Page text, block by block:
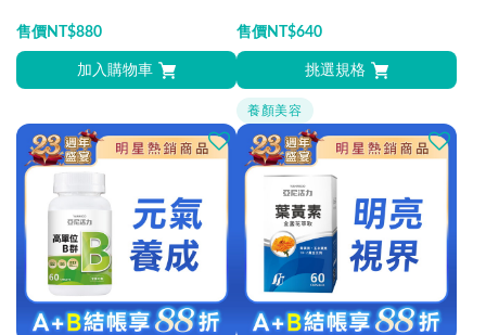
售價NT$880
加入購物車
售價NT$640
挑選規格
養顏美容